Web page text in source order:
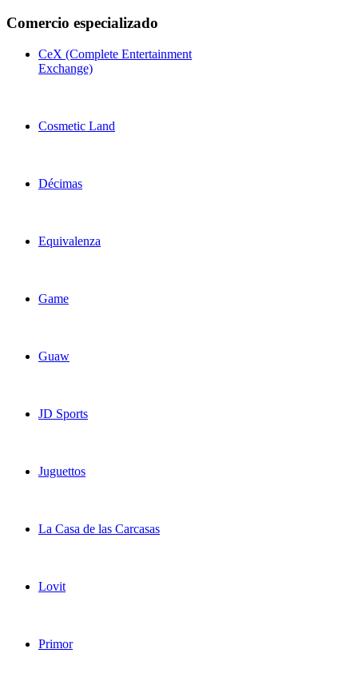
Comercio especializado
CeX (Complete Entertainment
Exchange)
Cosmetic Land
Décimas
Equivalenza
Game
Guaw
JD Sports
Juguettos
La Casa de las Carcasas
Lovit
Primor